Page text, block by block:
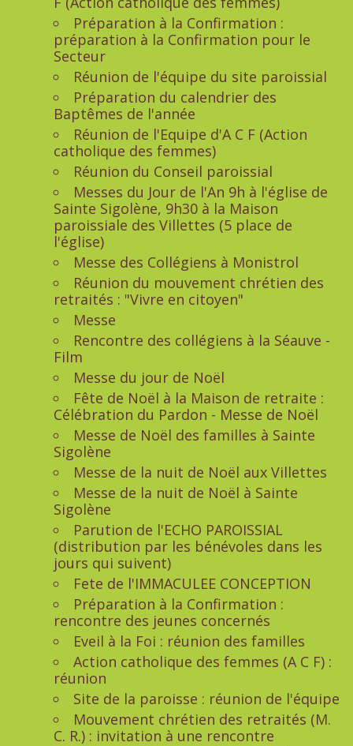
Préparation à la Confirmation :
préparation à la Confirmation pour le
Secteur
Réunion de l'équipe du site paroissial
Préparation du calendrier des
Baptêmes de l'année
Réunion de l'Equipe d'A C F (Action
catholique des femmes)
Réunion du Conseil paroissial
Messes du Jour de l'An 9h à l'église de
Sainte Sigolène, 9h30 à la Maison
paroissiale des Villettes (5 place de
l'église)
Messe des Collégiens à Monistrol
Réunion du mouvement chrétien des
retraités : "Vivre en citoyen"
Messe
Rencontre des collégiens à la Séauve -
Film
Messe du jour de Noël
Fête de Noël à la Maison de retraite :
Célébration du Pardon - Messe de Noël
Messe de Noël des familles à Sainte
Sigolène
Messe de la nuit de Noël aux Villettes
Messe de la nuit de Noël à Sainte
Sigolène
Parution de l'ECHO PAROISSIAL
(distribution par les bénévoles dans les
jours qui suivent)
Fete de l'IMMACULEE CONCEPTION
Préparation à la Confirmation :
rencontre des jeunes concernés
Eveil à la Foi : réunion des familles
Action catholique des femmes (A C F) :
réunion
Site de la paroisse : réunion de l'équipe
Mouvement chrétien des retraités (M.
C. R.) : invitation à une rencontre